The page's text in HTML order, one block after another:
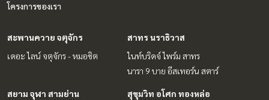
โครงการของเรา
สะพานควาย จตุจักร
เดอะ ไลน์ จตุจักร - หมอชิต
สาทร นราธิวาส
ไนท์บริดจ์ ไพร์ม สาทร
นารา 9 บาย อีสเทอร์น สตาร์
สยาม จุฬา สามย่าน
สุขุมวิท อโศก ทองหล่อ